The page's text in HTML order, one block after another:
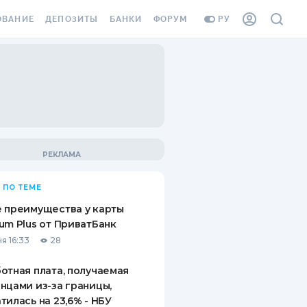
РУ
ВИНЬЕТКА
СОТРУДНИКОВ
ОТ
СЛУЧАЕВ
ДЕПОЗИТЫ
ВОПРОСЫ И ОТВЕТЫ
ПУТЕВОДИТЕЛИ ПО
БАНКИ ФОРУМ
ПО ТЕМЕ
преимущества у карты
Plus от ПриватБанк
16:33 28
плата, получаемая
из-за границы,
на 23,6% - НБУ